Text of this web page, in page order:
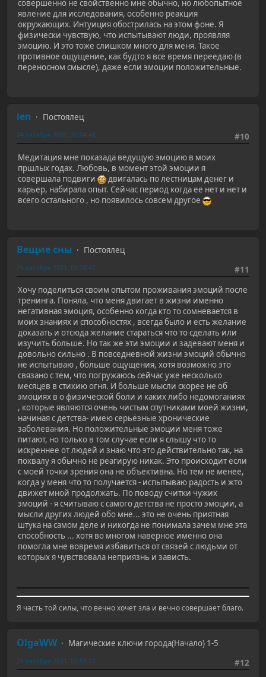
совершенно не свойственно мне обычно, но любопытное
явление для исследования, особенно реакция
окружающих. Интуиция обострилась на этом фоне. Я
физически чувствую, что испытывают люди, проявляя
эмоцию. И это тоже слишком много для меня. Такое
противное ощущение, как будто я все время переедаю (в
переносном смысле), даже если эмоции положительные.
len
Постоялец
#10
24 октября 2021, 22:04:48
Медитация мне показада ведущую эмоцию в моих
пршлых годах. Любовь, в момент этой эмоции я
совершала подвиги
двигалась по лестницам денег и
карьер, набирала опыт. Сейчас период когда ее нет и нет и
всего остального , но появилось совсем другое
Вещие сны
Постоялец
#11
25 октября 2021, 00:28:41
Хочу поделиться своим опытом проживания эмоций после
тренинга. Поняла, что меня двигает в жизни именно
негативная эмоция, особенно когда кто то сомневается в
моих знаниях и способностях , всегда было и есть желание
доказать и отсюда желание стараться что то сделать или
изучить больше. Но так же эти эмоции и задевают меня и
довольно сильно . В повседневной жизни эмоций обычно
не испытываю , больше ощущения, хотя возможно это
связано с тем, что погружаюсь сейчас уже несколько
месяцев в стихию огня. И больше мысли скорее не об
эмоциях в о физической боли и каких либо недомоганиях
, которые являются очень чистым спутниками моей жизни,
начиная с детства- имею серьёзные хронические
заболевания. Но положительные эмоции меня тоже
питают, но только в том случае если я слышу что то
искреннее от людей и знаю что это действительно так, на
похвалу я обычно не реагирую никак. Это происходит если
с моей точки зрения она не объективна. Но тем не менее,
когда у меня что то получается - испытываю радость и жто
движет мной продолжать. По поводу считки чужих
эмоций - я считываю с самого детства не просто эмоции, а
мысли других людей обо мне... это не очень приятная
штука на самом деле и никогда не понимала зачем мне эта
способность ... хотя во многом наверное именно она
помогла мне вовремя избавиться от связей с людьми от
которых я чувствовала неприязнь и зависть.
Я часть той силы, что вечно хочет зла и вечно совершает благо.
OlgaWW
Магические ключи города(Начало) 1-5
#12
25 октября 2021, 00:55:07